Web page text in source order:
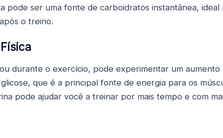
pode ser uma fonte de carboidratos instantânea,
o treino.
durante o exercício, pode experimentar um
que é a principal fonte de energia para os
pode ajudar você a treinar por mais tempo e com